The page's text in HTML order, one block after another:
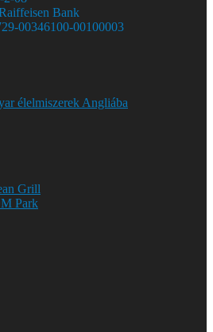
Bank
00346100-00100003
élelmiszerek Angliába
Grill
Park